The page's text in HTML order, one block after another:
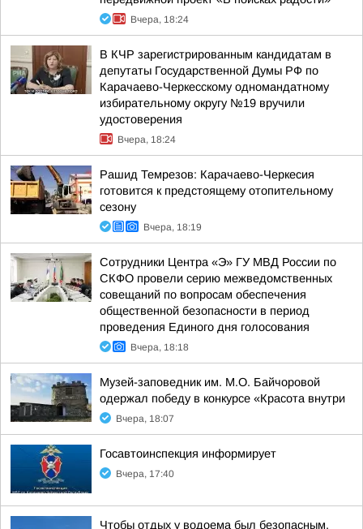
Вчера, 18:24
В КЧР зарегистрированным кандидатам в
депутаты Государственной Думы РФ по
Карачаево-Черкесскому одномандатному
избирательному округу №19 вручили
удостоверения
Вчера, 18:24
Рашид Темрезов: Карачаево-Черкесия
готовится к предстоящему отопительному
сезону
Вчера, 18:19
Сотрудники Центра «Э» ГУ МВД России по
СКФО провели серию межведомственных
совещаний по вопросам обеспечения
общественной безопасности в период
проведения Единого дня голосования
Вчера, 18:18
Музей-заповедник им. М.О. Байчоровой
одержал победу в конкурсе «Красота внутри
Вчера, 18:07
Госавтоинспекция информирует
Вчера, 17:40
Чтобы отдых у водоема был безопасным,